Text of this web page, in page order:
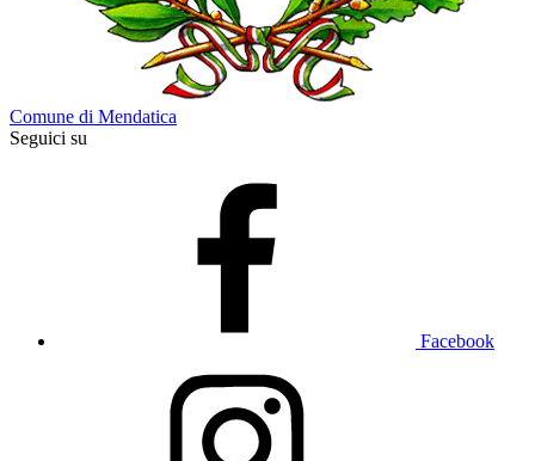
Comune di Mendatica
Seguici su
Facebook